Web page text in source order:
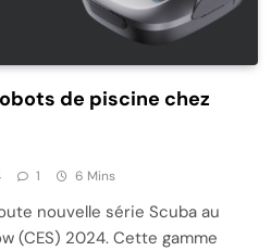
de piscine chez
1 6 Mins
nouvelle série Scuba au
(CES) 2024. Cette gamme